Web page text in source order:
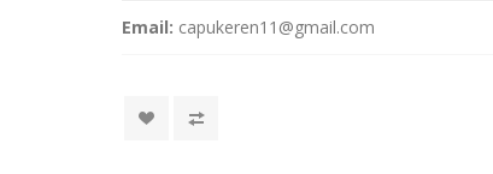
Email: capukeren11@gmail.com